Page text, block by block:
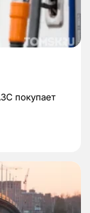
покупает